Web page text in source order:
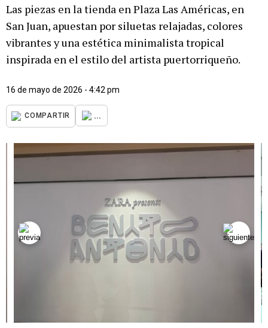
Las piezas en la tienda en Plaza Las Américas, en
San Juan, apuestan por siluetas relajadas, colores
vibrantes y una estética minimalista tropical
inspirada en el estilo del artista puertorriqueño.
16 de mayo de 2026 - 4:42 pm
COMPARTIR ...